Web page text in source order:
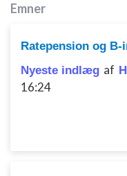
Emner
Ratepension og B-
Nyeste indlæg af
16:24